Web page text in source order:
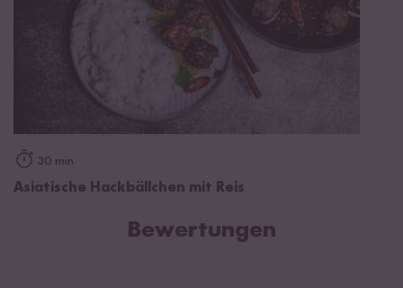
30 min
Asiatische Hackbällchen mit Reis
Bewertungen